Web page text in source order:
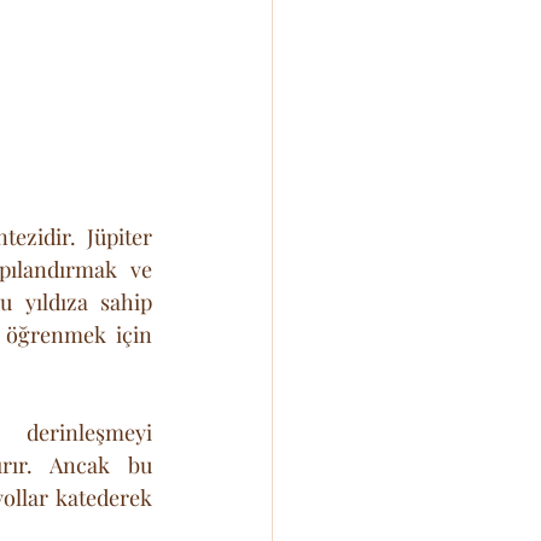
Jüpiter
ve
sahip
öğrenmek için
Ancak bu
katederek